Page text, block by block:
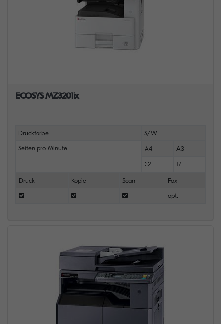
ECOSYS MZ3201ix
Druckfarbe S/W
Seiten pro Minute A4 A3
32 17
Druck Kopie Scan Fax
opt.